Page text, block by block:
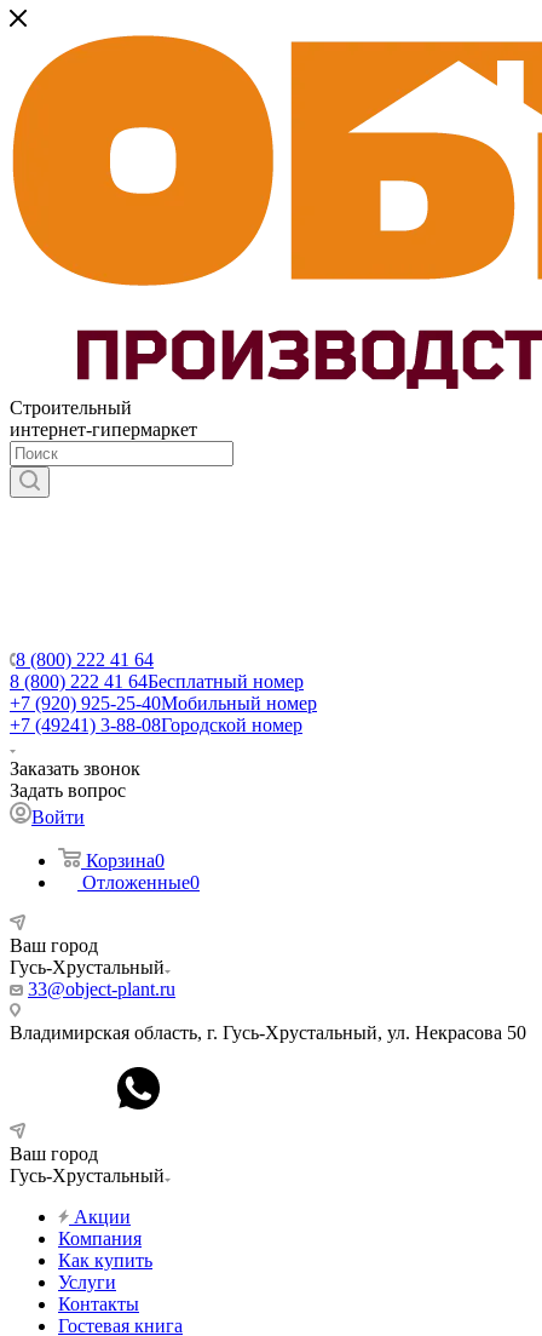
Строительный
интернет-гипермаркет
8 (800) 222 41 64
8 (800) 222 41 64Бесплатный номер
+7 (920) 925-25-40Мобильный номер
+7 (49241) 3-88-08Городской номер
Заказать звонок
Задать вопрос
Войти
Корзина0
Отложенные0
Ваш город
Гусь-Хрустальный
33@object-plant.ru
Владимирская область, г. Гусь-Хрустальный, ул. Некрасова 50
Ваш город
Гусь-Хрустальный
Акции
Компания
Как купить
Услуги
Контакты
Гостевая книга